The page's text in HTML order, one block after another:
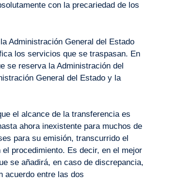
con la precariedad de los
Administración General del Estado
los servicios que se traspasan. En
se reserva la Administración del
General del Estado y la
el alcance de la transferencia es
ahora inexistente para muchos de
para su emisión, transcurrido el
procedimiento. Es decir, en el mejor
se añadirá, en caso de discrepancia,
acuerdo entre las dos